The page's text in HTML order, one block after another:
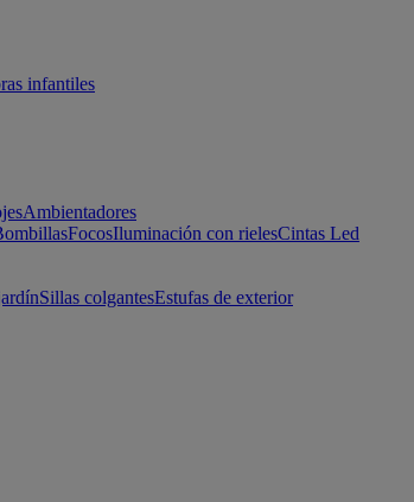
infantiles
Ambientadores
FocosIluminación con rielesCintas Led
Sillas colgantesEstufas de exterior